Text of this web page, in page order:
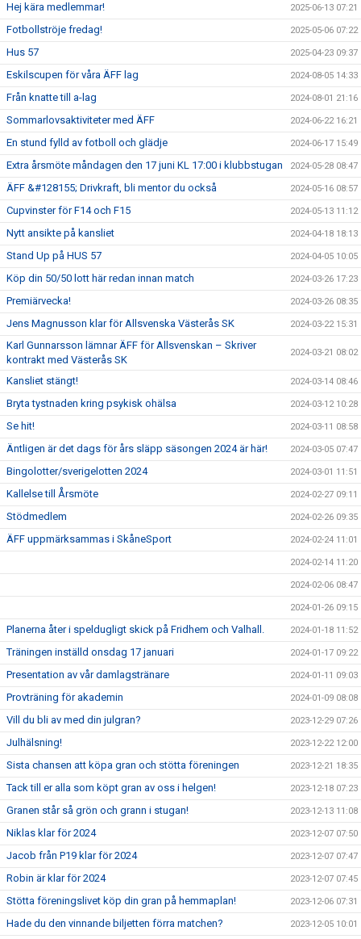
Hej kära medlemmar! 2025-06-13 07:21
Fotbollströje fredag! 2025-05-06 07:22
Hus 57 2025-04-23 09:37
Eskilscupen för våra ÄFF lag 2024-08-05 14:33
Från knatte till a-lag 2024-08-01 21:16
Sommarlovsaktiviteter med ÄFF 2024-06-22 16:21
En stund fylld av fotboll och glädje 2024-06-17 15:49
Extra årsmöte måndagen den 17 juni KL 17:00 i klubbstugan 2024-05-28 08:47
ÄFF &#128155; Drivkraft, bli mentor du också 2024-05-16 08:57
Cupvinster för F14 och F15 2024-05-13 11:12
Nytt ansikte på kansliet 2024-04-18 18:13
Stand Up på HUS 57 2024-04-05 10:05
Köp din 50/50 lott här redan innan match 2024-03-26 17:23
Premiärvecka! 2024-03-26 08:35
Jens Magnusson klar för Allsvenska Västerås SK 2024-03-22 15:31
Karl Gunnarsson lämnar ÄFF för Allsvenskan – Skriver
kontrakt med Västerås SK
2024-03-21 08:02
Kansliet stängt! 2024-03-14 08:46
Bryta tystnaden kring psykisk ohälsa 2024-03-12 10:28
Se hit! 2024-03-11 08:58
Äntligen är det dags för års släpp säsongen 2024 är här! 2024-03-05 07:47
Bingolotter/sverigelotten 2024 2024-03-01 11:51
Kallelse till Årsmöte 2024-02-27 09:11
Stödmedlem 2024-02-26 09:35
ÄFF uppmärksammas i SkåneSport 2024-02-24 11:01
2024-02-14 11:20
2024-02-06 08:47
2024-01-26 09:15
Planerna åter i speldugligt skick på Fridhem och Valhall. 2024-01-18 11:52
Träningen inställd onsdag 17 januari 2024-01-17 09:22
Presentation av vår damlagstränare 2024-01-11 09:03
Provträning för akademin 2024-01-09 08:08
Vill du bli av med din julgran? 2023-12-29 07:26
Julhälsning! 2023-12-22 12:00
Sista chansen att köpa gran och stötta föreningen 2023-12-21 18:35
Tack till er alla som köpt gran av oss i helgen! 2023-12-18 07:23
Granen står så grön och grann i stugan! 2023-12-13 11:08
Niklas klar för 2024 2023-12-07 07:50
Jacob från P19 klar för 2024 2023-12-07 07:47
Robin är klar för 2024 2023-12-07 07:45
Stötta föreningslivet köp din gran på hemmaplan! 2023-12-06 07:31
Hade du den vinnande biljetten förra matchen? 2023-12-05 10:01